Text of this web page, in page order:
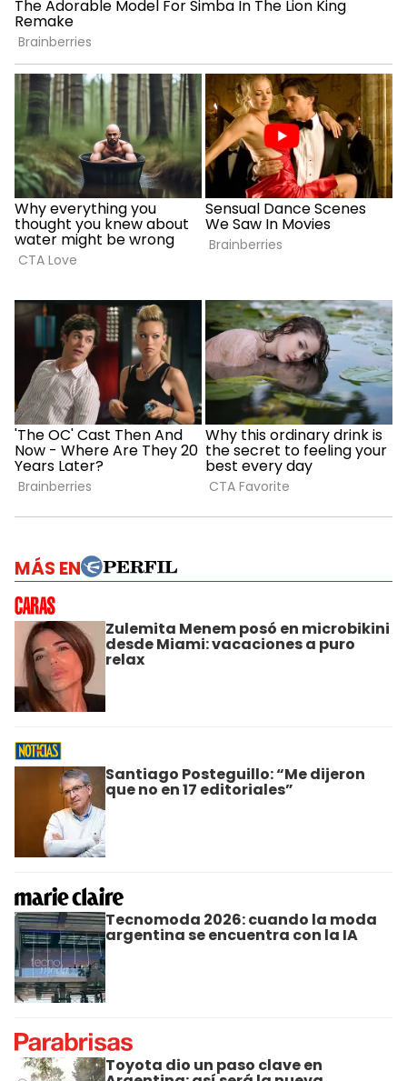
MÁS EN
Zulemita Menem posó en microbikini
desde Miami: vacaciones a puro
relax
Santiago Posteguillo: “Me dijeron
que no en 17 editoriales”
Tecnomoda 2026: cuando la moda
argentina se encuentra con la IA
Toyota dio un paso clave en